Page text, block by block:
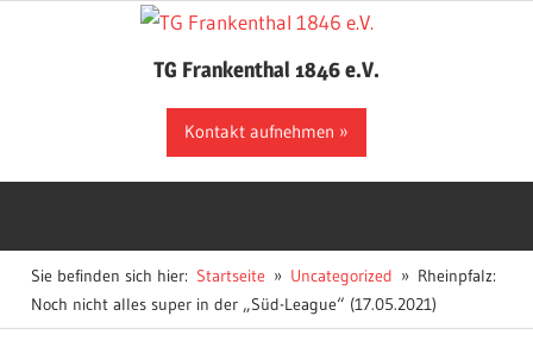
TG Frankenthal 1846 e.V.
Kontakt aufnehmen
Sie befinden sich hier: Startseite Uncategorized
Rheinpfalz:
Noch nicht alles super in der „Süd-League“ (17.05.2021)